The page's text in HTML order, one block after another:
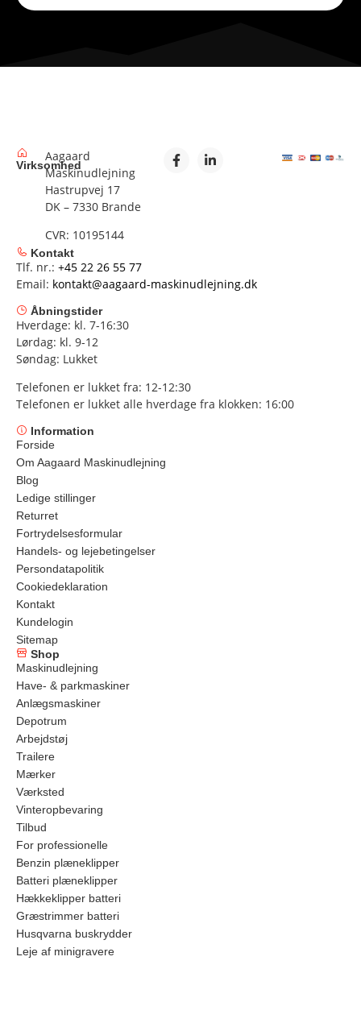
Virksomhed
Aagaard
Maskinudlejning
Hastrupvej 17
DK – 7330 Brande
CVR: 10195144
Kontakt
Tlf. nr.: +45 22 26 55 77
Email: kontakt@aagaard-maskinudlejning.dk
Åbningstider
Hverdage: kl. 7-16:30
Lørdag: kl. 9-12
Søndag: Lukket
Telefonen er lukket fra: 12-12:30
Telefonen er lukket alle hverdage fra klokken: 16:00
Information
Forside
Om Aagaard Maskinudlejning
Blog
Ledige stillinger
Returret
Fortrydelsesformular
Handels- og lejebetingelser
Persondatapolitik
Cookiedeklaration
Kontakt
Kundelogin
Sitemap
Shop
Maskinudlejning
Have- & parkmaskiner
Anlægsmaskiner
Depotrum
Arbejdstøj
Trailere
Mærker
Værksted
Vinteropbevaring
Tilbud
For professionelle
Benzin plæneklipper
Batteri plæneklipper
Hækkeklipper batteri
Græstrimmer batteri
Husqvarna buskrydder
Leje af minigravere